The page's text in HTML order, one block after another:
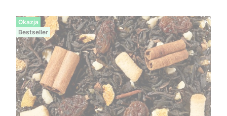
Okazja
Bestseller